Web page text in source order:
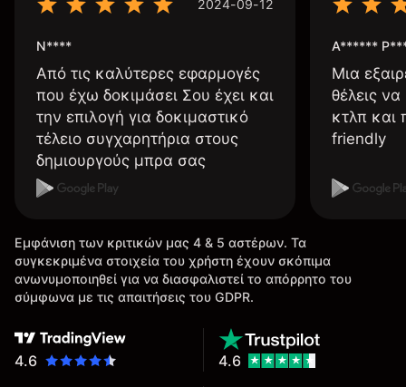
2024-09-12
N****
Από τις καλύτερες εφαρμογές
που έχω δοκιμάσει Σου έχει και
την επιλογή για δοκιμαστικό
τέλειο συγχαρητήρια στους
δημιουργούς μπρα σας
A******
Μια
θέλεις
κτλπ και
friendly
Εμφάνιση των κριτικών μας 4 & 5 αστέρων. Τα
συγκεκριμένα στοιχεία του χρήστη έχουν σκόπιμα
ανωνυμοποιηθεί για να διασφαλιστεί το απόρρητο του
σύμφωνα με τις απαιτήσεις του GDPR.
4.6 4.6